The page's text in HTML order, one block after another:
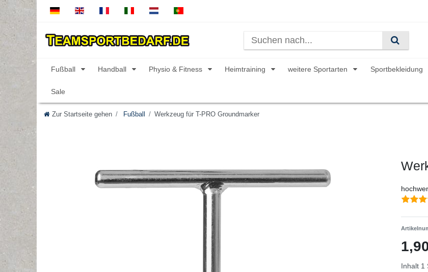
Fußball Handball Physio & Fitness Heimtraining weitere Sportarten Sportbekleidung
Sale
Zur Startseite gehen Fußball Werkzeug für T-PRO Groundmarker
Inhalt 1